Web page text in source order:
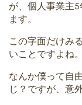
が、個人事業主
ます。
この字面だけみ
いことですよね。
なんか僕って自
じ？ですが、意